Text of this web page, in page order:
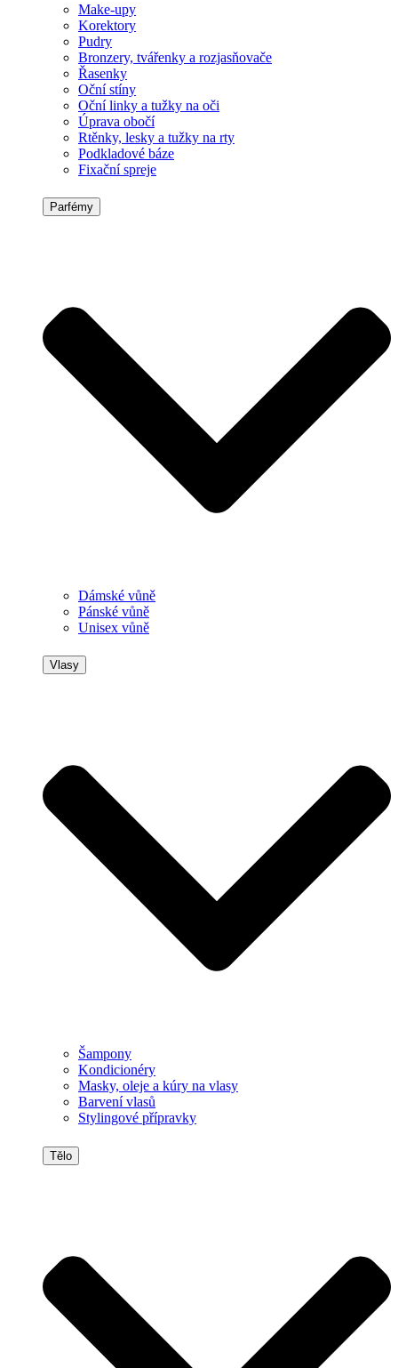
Make-upy
Korektory
Pudry
Bronzery, tvářenky a rozjasňovače
Řasenky
Oční stíny
Oční linky a tužky na oči
Úprava obočí
Rtěnky, lesky a tužky na rty
Podkladové báze
Fixační spreje
Parfémy
Dámské vůně
Pánské vůně
Unisex vůně
Vlasy
Šampony
Kondicionéry
Masky, oleje a kúry na vlasy
Barvení vlasů
Stylingové přípravky
Tělo